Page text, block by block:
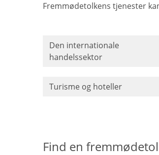
Fremmødetolkens tjenester
Den internationale
handelssektor
Turisme og hoteller
Find en